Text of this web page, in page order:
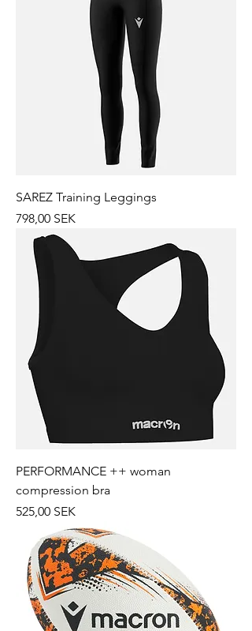
SAREZ Training Leggings
Prix
798,00 SEK
PERFORMANCE ++ woman
compression bra
Prix
525,00 SEK